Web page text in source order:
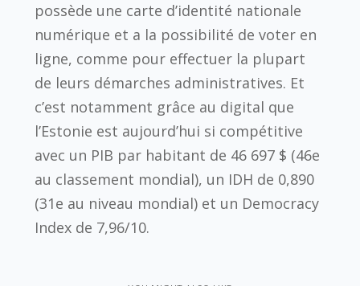
possède une carte d’identité nationale
numérique et a la possibilité de voter en
ligne, comme pour effectuer la plupart
de leurs démarches administratives. Et
c’est notamment grâce au digital que
l’Estonie est aujourd’hui si compétitive
avec un PIB par habitant de 46 697 $ (46e
au classement mondial), un IDH de 0,890
(31e au niveau mondial) et un Democracy
Index de 7,96/10.